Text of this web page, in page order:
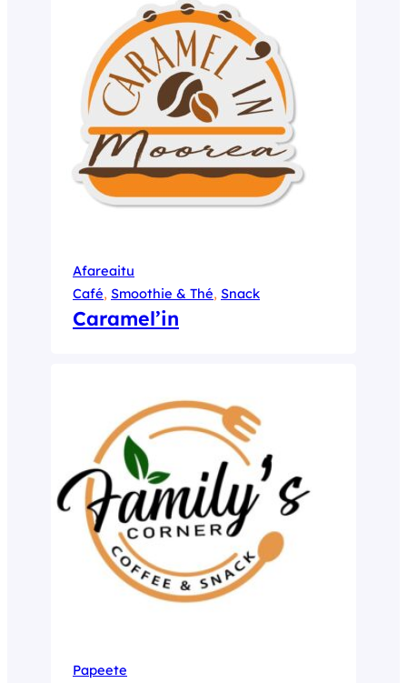
Afareaitu
Café, Smoothie & Thé, Snack
Caramel’in
Papeete